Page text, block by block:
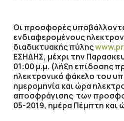
Οι προσφορές
ενδιαφερομένους
διαδικτυακής πύλης
ΕΣΗΔΗΣ, μέχρι την
01:00 μ.μ. (λήξη επίδοσης
ηλεκτρονικό φάκελο του
ημερομηνία και ώρα
αποσφράγισης των
05-2019, ημέρα Πέμπτη και